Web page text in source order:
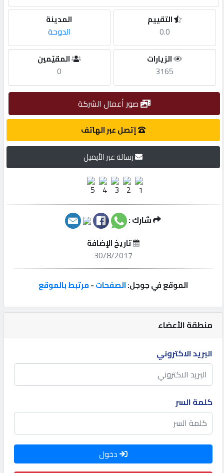
مطلوب
طلب
الاحصائيات
مميزة
إبحث
إعلانات
المنتدى
كيو
مزاد
كيو
نمبر
كارز
منطقة الأعضاء
البريد الاكتروني
كلمة السر
دخول
المدينة
الدوحة
التقييم
0.0
المقيّمين
0
الزيارات
3165
صور أعمال الشركة
إتصل عبر الهاتف
رسالة عبر الأيميل
شارك :
تاريخ الإضافة
30/8/2017
الموقع في جوجل:الصفحات-مرتبط بالموقع